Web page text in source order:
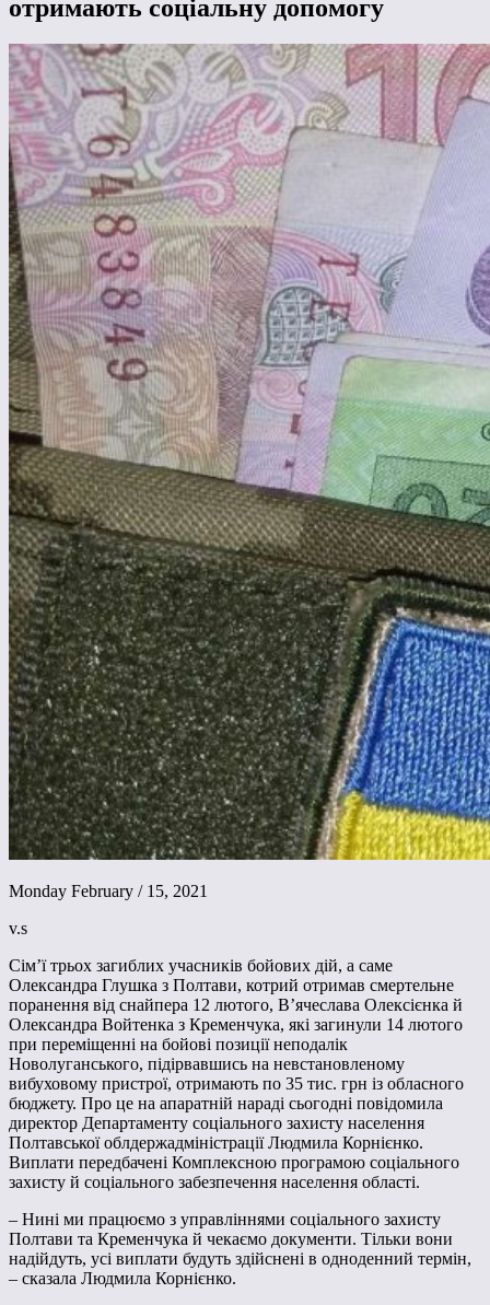
отримають соціальну допомогу
Monday February / 15, 2021
v.s
Сім’ї трьох загиблих учасників бойових дій, а саме
Олександра Глушка з Полтави, котрий отримав смертельне
поранення від снайпера 12 лютого, В’ячеслава Олексієнка й
Олександра Войтенка з Кременчука, які загинули 14 лютого
при переміщенні на бойові позиції неподалік
Новолуганського, підірвавшись на невстановленому
вибуховому пристрої, отримають по 35 тис. грн із обласного
бюджету. Про це на апаратній нараді сьогодні повідомила
директор Департаменту соціального захисту населення
Полтавської облдержадміністрації Людмила Корнієнко.
Виплати передбачені Комплексною програмою соціального
захисту й соціального забезпечення населення області.
– Нині ми працюємо з управліннями соціального захисту
Полтави та Кременчука й чекаємо документи. Тільки вони
надійдуть, усі виплати будуть здійснені в одноденний термін,
– сказала Людмила Корнієнко.